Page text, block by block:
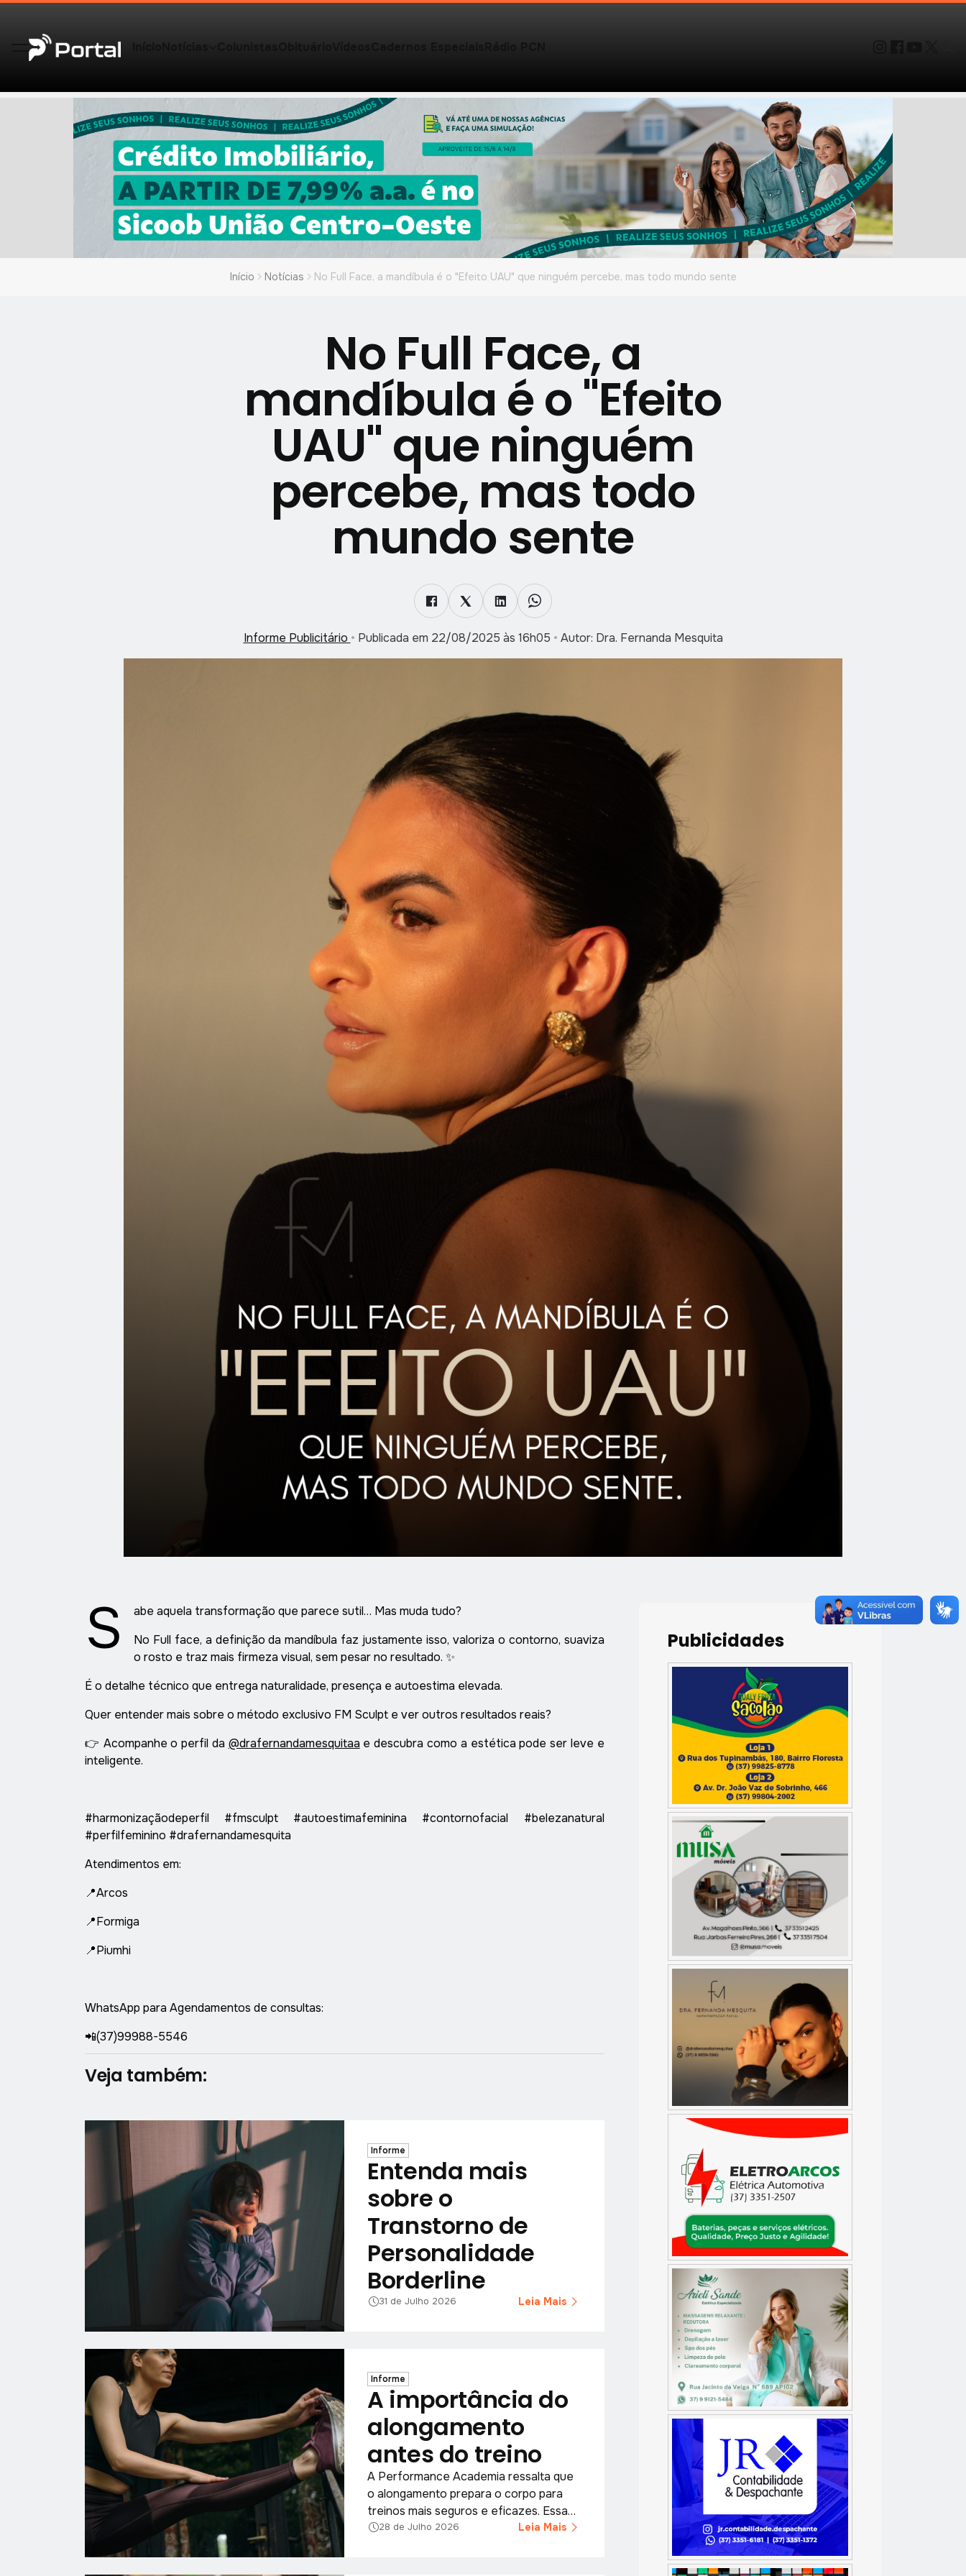
Início Notícias No Full Face, a mandíbula é o "Efeito UAU" que ninguém percebe, mas todo mundo sente
No Full Face, a
mandíbula é o "Efeito
UAU" que ninguém
percebe, mas todo
mundo sente
Informe Publicitário • Publicada em 22/08/2025 às 16h05 • Autor: Dra. Fernanda Mesquita
S
abe aquela transformação que parece sutil… Mas muda tudo?
No Full face, a definição da mandíbula faz justamente isso, valoriza o contorno, suaviza
o rosto e traz mais firmeza visual, sem pesar no resultado. ✨
É o detalhe técnico que entrega naturalidade, presença e autoestima elevada.
Quer entender mais sobre o método exclusivo FM Sculpt e ver outros resultados reais?
👉 Acompanhe o perfil da @drafernandamesquitaa e descubra como a estética pode ser leve e
inteligente.
#harmonizaçãodeperfil #fmsculpt #autoestimafeminina #contornofacial #belezanatural
#perfilfeminino #drafernandamesquita
Atendimentos em:
📍Arcos
📍Formiga
📍Piumhi
WhatsApp para Agendamentos de consultas:
📲(37)99988-5546
Veja também:
Informe
Entenda mais
sobre o
Transtorno de
Personalidade
Borderline
31 de Julho 2026 Leia Mais
Informe
A importância do
alongamento
antes do treino
A Performance Academia ressalta que
o alongamento prepara o corpo para
treinos mais seguros e eficazes. Essa
prática simples melhora a postura e
28 de Julho 2026 Leia Mais
Publicidades